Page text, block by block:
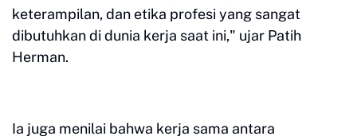
keterampilan, dan etika profesi yang sangat
dibutuhkan di dunia kerja saat ini," ujar Patih
Herman.
Ia juga menilai bahwa kerja sama antara